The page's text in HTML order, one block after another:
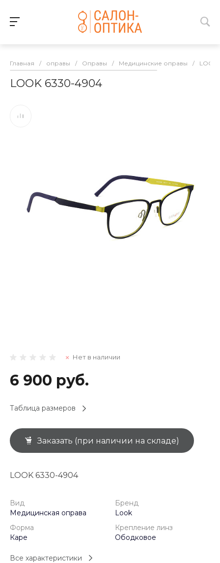
Главная / оправы / Оправы / Медицинские оправы / LOOK
LOOK 6330-4904
Нет в наличии
6 900 руб.
Таблица размеров
Заказать (при наличии на складе)
LOOK 6330-4904
Вид
Медицинская оправа
Бренд
Look
Форма
Каре
Крепление линз
Ободковое
Все характеристики